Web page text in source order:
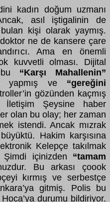
kadın doğum uzmanı
asıl iştigalinin de
kişi olarak yaymış.
ne de kansere çare
Ama en önemli
kuvvetli olması. Dijital
bu “Karşı Mahallenin”
yapmış ve “gereğini
gözünden kaçmış
İletişim Şeysine haber
olan bu olay; her zaman
istendi. Ancak mızrak
Hakim karşısına
Kelepçe takılmak
Şimdi içinizden “tamam
Bu arkası çoook
kırmış ve serbestçe
gitmiş. Polis bu
durumu bildiriyor.